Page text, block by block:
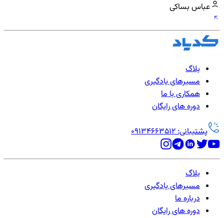
عباس بساکی
بلاگ
مسیرهای یادگیری
همکاری با ما
دوره های رایگان
پشتیبانی: 09134663512
بلاگ
مسیرهای یادگیری
درباره ما
دوره های رایگان